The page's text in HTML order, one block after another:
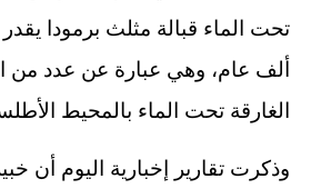
ألف عام، وهي عبارة عن عدد من
الغارقة تحت الماء بالمحيط
وذكرت تقارير إخبارية اليوم أن